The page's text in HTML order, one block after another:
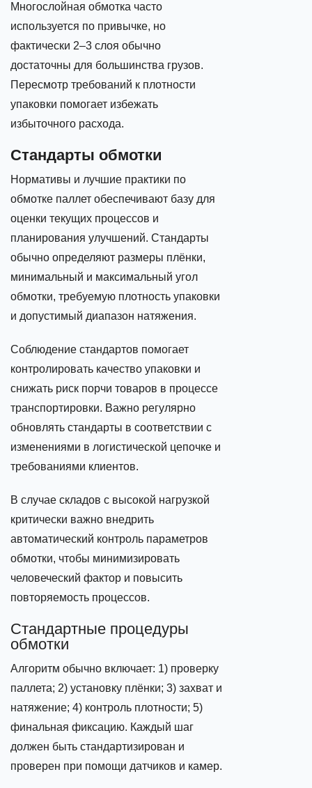
Многослойная обмотка часто
используется по привычке, но
фактически 2–3 слоя обычно
достаточны для большинства грузов.
Пересмотр требований к плотности
упаковки помогает избежать
избыточного расхода.
Стандарты обмотки
Нормативы и лучшие практики по
обмотке паллет обеспечивают базу для
оценки текущих процессов и
планирования улучшений. Стандарты
обычно определяют размеры плёнки,
минимальный и максимальный угол
обмотки, требуемую плотность упаковки
и допустимый диапазон натяжения.
Соблюдение стандартов помогает
контролировать качество упаковки и
снижать риск порчи товаров в процессе
транспортировки. Важно регулярно
обновлять стандарты в соответствии с
изменениями в логистической цепочке и
требованиями клиентов.
В случае складов с высокой нагрузкой
критически важно внедрить
автоматический контроль параметров
обмотки, чтобы минимизировать
человеческий фактор и повысить
повторяемость процессов.
Стандартные процедуры
обмотки
Алгоритм обычно включает: 1) проверку
паллета; 2) установку плёнки; 3) захват и
натяжение; 4) контроль плотности; 5)
финальная фиксацию. Каждый шаг
должен быть стандартизирован и
проверен при помощи датчиков и камер.